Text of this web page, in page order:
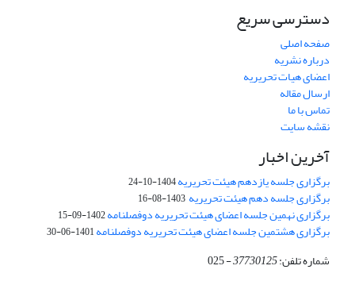
دسترسی سریع
صفحه اصلی
درباره نشریه
اعضای هیات تحریریه
ارسال مقاله
تماس با ما
نقشه سایت
آخرین اخبار
برگزاری جلسه یازدهم هیئت تحریریه1404-10-24
برگزاری جلسه دهم هیئت تحریریه 1403-08-16
برگزاری نهمین جلسه اعضای هیئت تحریریه دوفصلنامه1402-09-15
برگزاری هشتمین جلسه اعضای هیئت تحریریه دوفصلنامه1401-06-30
شماره تلفن:37730125
- 025